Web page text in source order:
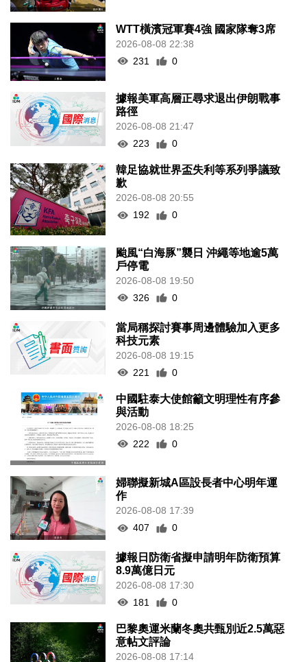
WTT橫濱冠軍賽4強 國家隊奪3席
2026-08-08 22:38
231
0
據報美軍高層正尋求退出伊朗戰事
路徑
2026-08-08 21:47
223
0
韓足協就世界盃失利等系列爭議致
歉
2026-08-08 20:55
192
0
颱風“白海豚”襲日 沖繩等地逾5萬
戶停電
2026-08-08 19:50
326
0
當局稱探討賽事周邊體驗加入更多
科技元素
2026-08-08 19:15
221
0
中國駐泰大使館籲文明理性有序參
與活動
2026-08-08 18:25
222
0
婦聯擬新城A區設長者中心明年運
作
2026-08-08 17:39
407
0
據報日防衛省擬申請明年防衛預算
8.9萬億日元
2026-08-08 17:30
181
0
巴黎奧運米蘭冬奧共甄別近2.5萬惡
意帖文評論
2026-08-08 17:14